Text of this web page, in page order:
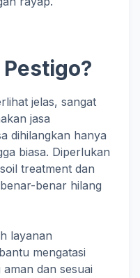
jelas, sangat
jasa
dihilangkan hanya
biasa. Diperlukan
treatment dan
benar hilang
layanan
mengatasi
dan sesuai